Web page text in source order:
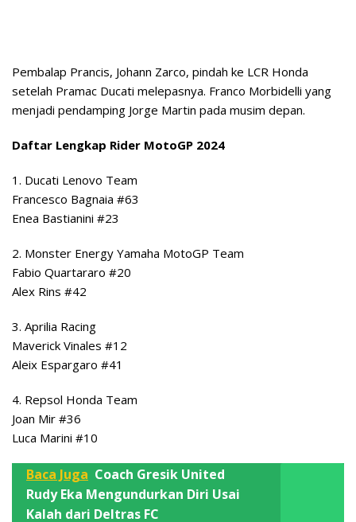
Pembalap Prancis, Johann Zarco, pindah ke LCR Honda
setelah Pramac Ducati melepasnya. Franco Morbidelli yang
menjadi pendamping Jorge Martin pada musim depan.
Daftar Lengkap Rider MotoGP 2024
1. Ducati Lenovo Team
Francesco Bagnaia #63
Enea Bastianini #23
2. Monster Energy Yamaha MotoGP Team
Fabio Quartararo #20
Alex Rins #42
3. Aprilia Racing
Maverick Vinales #12
Aleix Espargaro #41
4. Repsol Honda Team
Joan Mir #36
Luca Marini #10
Baca Juga Coach Gresik United
Rudy Eka Mengundurkan Diri Usai
Kalah dari Deltras FC